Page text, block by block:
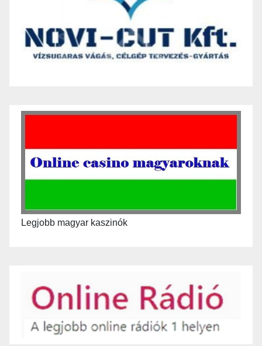
Legjobb magyar kaszinók